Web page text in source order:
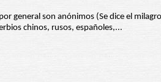
general son anónimos (Se dice el
chinos, rusos, españoles,...